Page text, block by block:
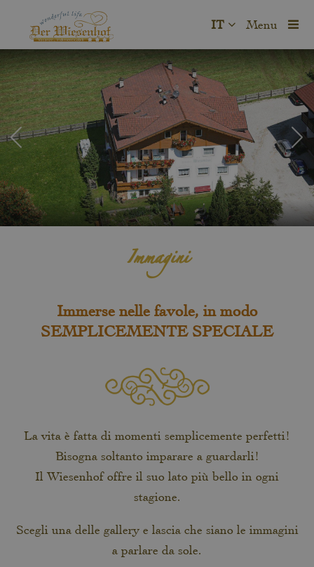
Menu
IT
Immagini
Immerse nelle favole, in modo
SEMPLICEMENTE SPECIALE
La vita è fatta di momenti semplicemente perfetti!
Bisogna soltanto imparare a guardarli!
Il Wiesenhof offre il suo lato più bello in ogni
stagione.
Scegli una delle gallery e lascia che siano le immagini
a parlare da sole.